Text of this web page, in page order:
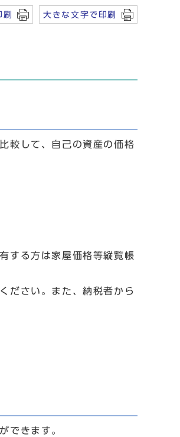
刷 大きな文字で印刷
較して、自己の資産の価格
する方は家屋価格等縦覧帳
ださい。また、納税者から
できます。